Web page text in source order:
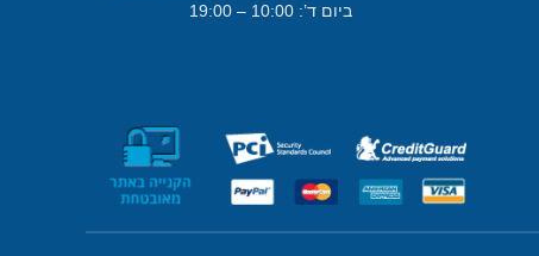
ביום ד’: 10:00 – 19:00